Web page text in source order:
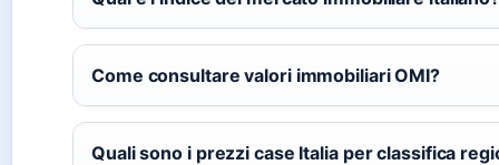
Come consultare valori immobiliari OMI?
Quali sono i prezzi case Italia per classifica